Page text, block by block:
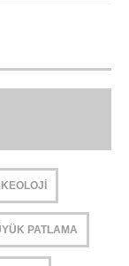
PATLAMA